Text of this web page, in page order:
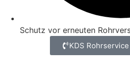
Schutz vor erneuten
KDS